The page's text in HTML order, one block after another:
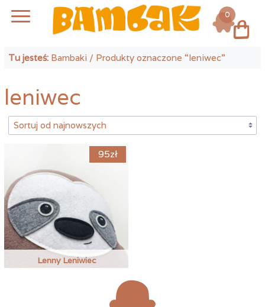
Tu jesteś: Bambaki / Produkty oznaczone “leniwec”
leniwec
Lenny Leniwiec
95zł
Log in
0